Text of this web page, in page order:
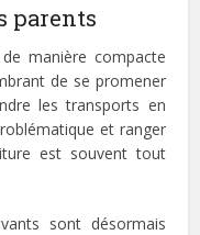
parents
de manière compacte
de se promener
les transports en
et ranger
est souvent tout
sont désormais